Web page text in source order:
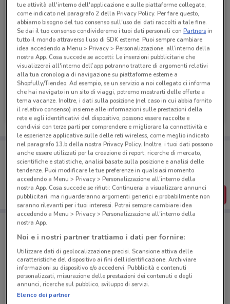
Douglas
Scade il 22/09
Porta DoveConviene sempre con te!
Puoi trovare le migliori offerte dei negozi vicino a te,
salvarle e creare la tua lista del risparmio, comodamente
dal tuo cellulare.
SCARICA L’APP
Negozi Douglas a Roma
tue attività all'interno dell'applicazione e sulle piattaforme collegate,
come indicato nel paragrafo 2 della Privacy Policy. Per fare questo,
abbiamo bisogno del tuo consenso sull'uso dei dati raccolti a tale fine.
Se dai il tuo consenso condivideremo i tuoi dati personali conPartnersin
tutto il mondo attraverso l’uso di SDK esterne. Puoi sempre cambiare
idea accedendo a Menu > Privacy > Personalizzazione, all’interno della
nostra App. Cosa succede se accetti: Le inserzioni pubblicitarie che
visualizzerai all'interno dell’app potranno trattare di argomenti relativi
alla tua cronologia di navigazione su piattaforme esterne a
Shopfully/Tiendeo. Ad esempio, se un servizio a noi collegato ci informa
che hai navigato in un sito di viaggi, potremo mostrarti delle offerte a
tema vacanze. Inoltre, i dati sulla posizione (nel caso in cui abbia fornito
il relativo consenso) insieme alle informazioni sulle prestazioni della
rete e agli identificativi del dispositivo, possono essere raccolte e
condivisi con terze parti per comprendere e migliorare la connettività e
le esperienze applicative sulle delle reti wireless, come meglio indicato
nel paragrafo 13.b della nostra Privacy Policy. Inoltre, i tuoi dati possono
anche essere utilizzati per la creazione di report, ricerche di mercato,
scientifiche e statistiche, analisi basate sulla posizione e analisi delle
tendenze. Puoi modificare le tue preferenze in qualsiasi momento
accedendo a Menu > Privacy > Personalizzazione all'interno della
nostra App. Cosa succede se rifiuti: Continuerai a visualizzare annunci
pubblicitari, ma riguarderanno argomenti generici e probabilmente non
saranno rilevanti per i tuoi interessi. Potrai sempre cambiare idea
accedendo a Menu > Privacy > Personalizzazione all'interno della
nostra App.
Noi e i nostri partner trattiamo i dati per fornire:
Utilizzare dati di geolocalizzazione precisi. Scansione attiva delle
caratteristiche del dispositivo ai fini dell’identificazione. Archiviare
informazioni su dispositivo e/o accedervi. Pubblicità e contenuti
personalizzati, misurazione delle prestazioni dei contenuti e degli
annunci, ricerche sul pubblico, sviluppo di servizi.
Elenco dei partner